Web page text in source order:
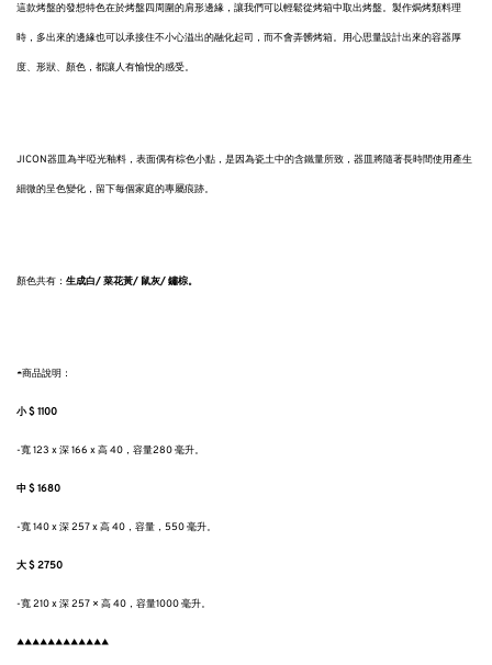
這款烤盤的發想特色在於烤盤四周圍的肩形邊緣，讓我們可以輕鬆從烤箱中取出烤盤。製作焗烤類料理
時，多出來的邊緣也可以承接住不小心溢出的融化起司，而不會弄髒烤箱。用心思量設計出來的容器厚
度、形狀、顏色，都讓人有愉悅的感受。
JICON器皿為半啞光釉料，表面偶有棕色小點，是因為瓷土中的含鐵量所致，器皿將隨著長時間使用產生
細微的呈色變化，留下每個家庭的專屬痕跡。
顏色共有： 生成白/ 菜花黃/ 鼠灰/ 鏽棕。
◓商品說明：
小 $ 1100
-寬 123 x 深 166 x 高 40，容量280 毫升。
中 $ 1680
-寬 140 x 深 257 x 高 40，容量，550 毫升。
大 $ 2750
-寬 210 x 深 257 × 高 40，容量1000 毫升。
▲▲▲▲▲▲▲▲▲▲▲▲